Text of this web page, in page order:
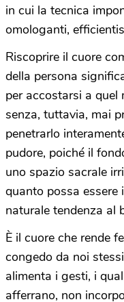
in cui la tecnica
omologanti,
Riscoprire il cuore
della persona
per accostarsi a quel
senza, tuttavia, mai
penetrarlo
pudore, poiché il
uno spazio sacrale
quanto possa
naturale tendenza al
È il cuore che rende
congedo da noi
alimenta i gesti, i
afferrano, non